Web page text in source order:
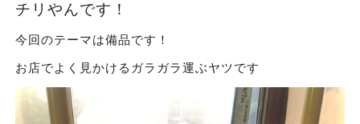
チリやんです！
今回のテーマは備品です！
お店でよく見かけるガラガラ運ぶヤツです